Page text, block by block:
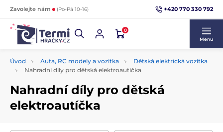
Zavolejte nám (Po-Pá 10-16) +420 770 330 792
0
Menu
Úvod Auta, RC modely a vozítka
Dětská elektrická vozítka
Nahradní díly pro dětská elektroautíčka
Nahradní díly pro dětská
elektroautíčka